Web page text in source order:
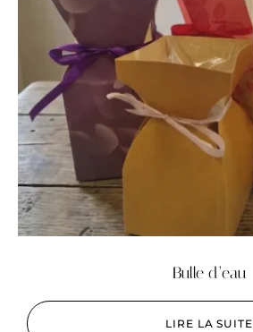
Bulle d’eau
LIRE LA SUITE